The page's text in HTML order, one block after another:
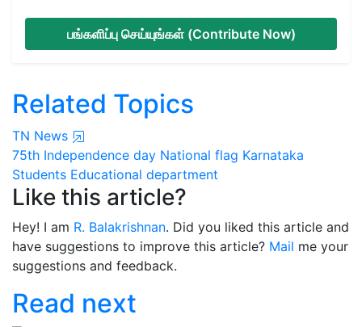
பங்களிப்பு செய்யுங்கள் (Contribute Now)
Related Topics
TN News
75th Independence day National flag Karnataka
Students Educational department
Like this article?
Hey! I am R. Balakrishnan. Did you liked this article and
have suggestions to improve this article? Mail me your
suggestions and feedback.
Read next